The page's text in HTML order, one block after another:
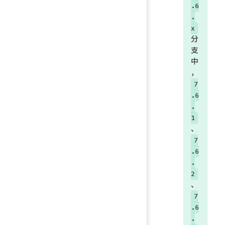
.6
.
x
分
支
中
，
7
.6
.
1
、
7
.6
.
2
、
7
.6
.